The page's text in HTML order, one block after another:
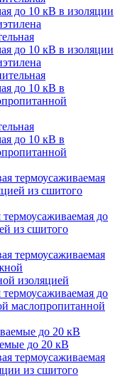
до 10 кВ в изоляции
до 10 кВ в
до
из сшитого
до
маслопропитанной
до 20 кВ